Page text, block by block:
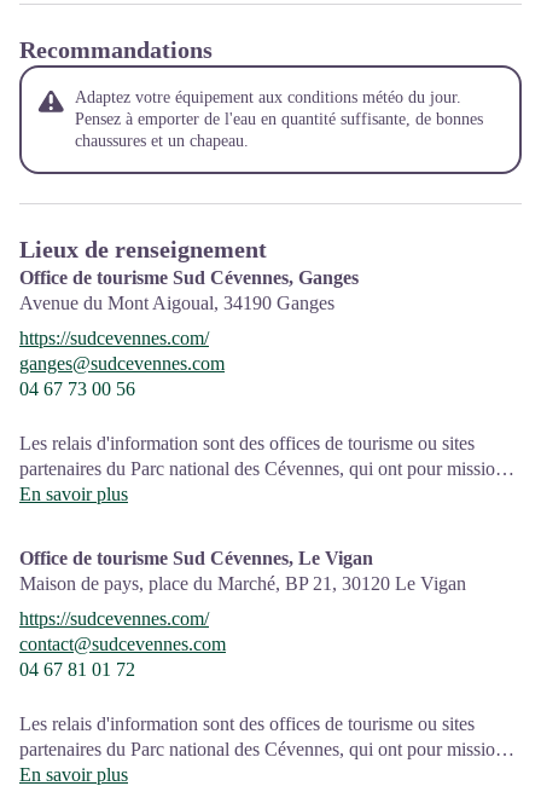
Recommandations
Adaptez votre équipement aux conditions météo du jour.
Pensez à emporter de l'eau en quantité suffisante, de bonnes
chaussures et un chapeau.
Lieux de renseignement
Office de tourisme Sud Cévennes, Ganges
Avenue du Mont Aigoual, 34190 Ganges
https://sudcevennes.com/
ganges@sudcevennes.com
04 67 73 00 56
Les relais d'information sont des offices de tourisme ou sites
partenaires du Parc national des Cévennes, qui ont pour mission
l'information et la sensibilisation sur l'offre de découverte et
Ouvert toute l'année (se renseigner pour les jours et horaires
d'ouverture en période hivernale)
En savoir plus
Office de tourisme Sud Cévennes, Le Vigan
Maison de pays, place du Marché, BP 21, 30120 Le Vigan
https://sudcevennes.com/
contact@sudcevennes.com
04 67 81 01 72
Les relais d'information sont des offices de tourisme ou sites
partenaires du Parc national des Cévennes, qui ont pour mission
l'information et la sensibilisation sur l'offre de découverte et
En savoir plus